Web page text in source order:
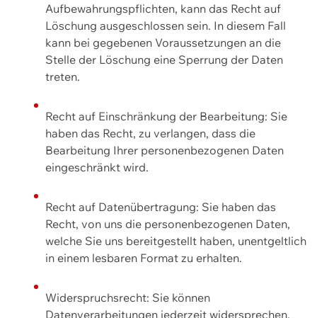
Aufbewahrungspflichten, kann das Recht auf
Löschung ausgeschlossen sein. In diesem Fall
kann bei gegebenen Voraussetzungen an die
Stelle der Löschung eine Sperrung der Daten
treten.
Recht auf Einschränkung der Bearbeitung: Sie
haben das Recht, zu verlangen, dass die
Bearbeitung Ihrer personenbezogenen Daten
eingeschränkt wird.
Recht auf Datenübertragung: Sie haben das
Recht, von uns die personenbezogenen Daten,
welche Sie uns bereitgestellt haben, unentgeltlich
in einem lesbaren Format zu erhalten.
Widerspruchsrecht: Sie können
Datenverarbeitungen jederzeit widersprechen,